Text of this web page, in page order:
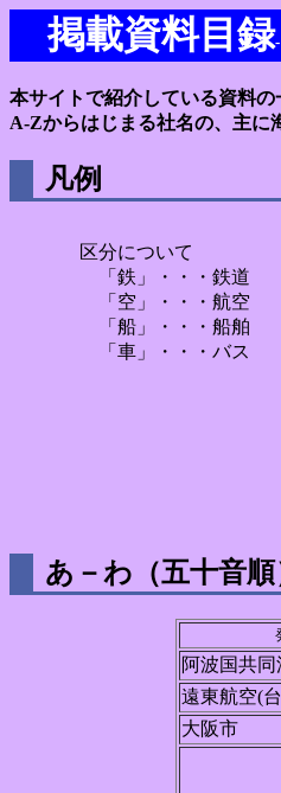
掲載資料目録
本サイトで紹介している資料
A-Zからはじまる社名の、主に
凡例
区分について
「鉄」・・・鉄道
「空」・・・航空
「船」・・・船舶
「車」・・・バス
あ－わ（五十音順
阿波国共同
遠東航空(
大阪市